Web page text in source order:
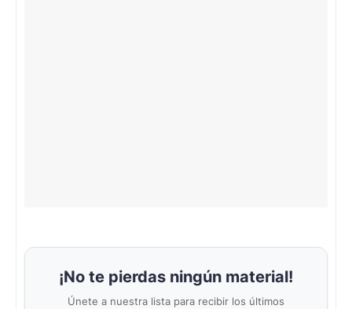
¡No te pierdas ningún material!
Únete a nuestra lista para recibir los últimos